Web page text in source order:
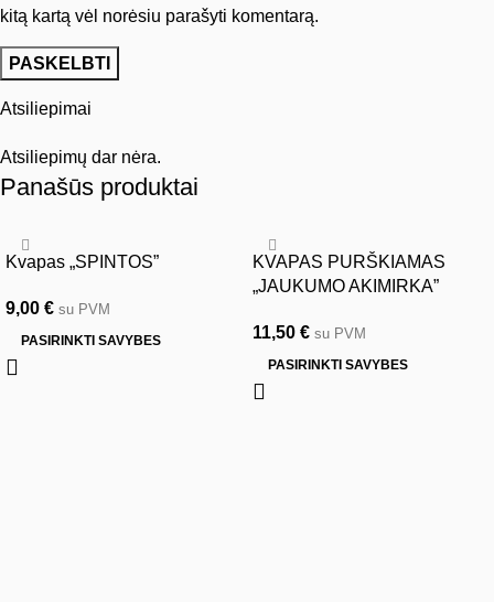
Atsiliepimai
Atsiliepimų dar nėra.
kitą kartą vėl norėsiu parašyti komentarą.
Panašūs produktai
Kvapas „SPINTOS”
9,00 € su PVM
PASIRINKTI SAVYBES
KVAPAS PURŠKIAMAS
„JAUKUMO AKIMIRKA”
11,50 € su PVM
PASIRINKTI SAVYBES